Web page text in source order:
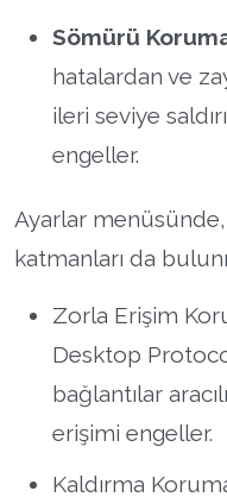
Sömürü
hatalardan ve
ileri seviye
engeller.
Ayarlar
katmanları da
Zorla Erişim
Desktop
bağlantılar
erişimi engeller.
Kaldırma